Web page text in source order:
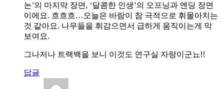
논’의 마지막 장면, ‘달콤한 인생’의 오프닝과 엔딩 장면
이에요. 흐흐흐…오늘은 바람이 참 극적으로 휘몰아치는
것 같아요. 나무들을 휘감으면서 급하게 움직이는게 막
보여요.
그나저나 트랙백을 보니 이것도 연구실 자랑이군뇨!!
답글